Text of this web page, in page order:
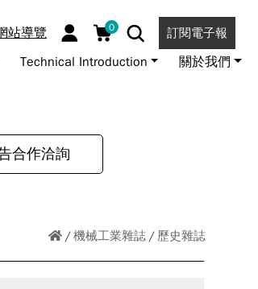
站導覽 0 訂閱電子報
Technical Introduction 關於我們
合作洽詢
機械工業雜誌 歷史雜誌